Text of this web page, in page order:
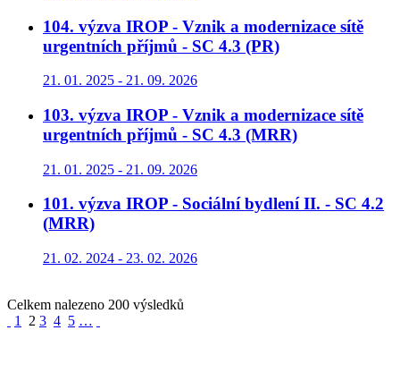
104. výzva IROP - Vznik a modernizace sítě
urgentních příjmů - SC 4.3 (PR)
21. 01. 2025 - 21. 09. 2026
103. výzva IROP - Vznik a modernizace sítě
urgentních příjmů - SC 4.3 (MRR)
21. 01. 2025 - 21. 09. 2026
101. výzva IROP - Sociální bydlení II. - SC 4.2
(MRR)
21. 02. 2024 - 23. 02. 2026
Celkem nalezeno 200 výsledků
1
2 3 4 5 …